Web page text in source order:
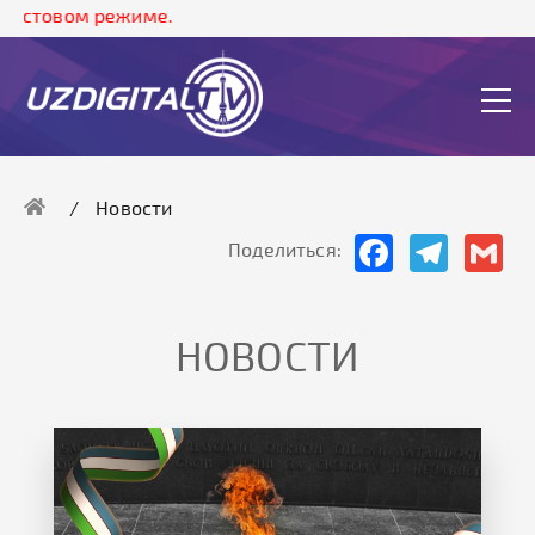
режиме.
Новости
Поделиться:
FacebookTelegram
НОВОСТИ